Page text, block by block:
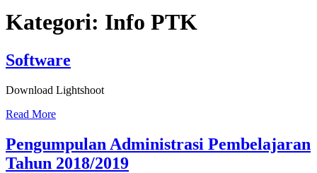
Kategori: Info PTK
Software
Download Lightshoot
Read More
Pengumpulan Administrasi Pembelajaran
Tahun 2018/2019